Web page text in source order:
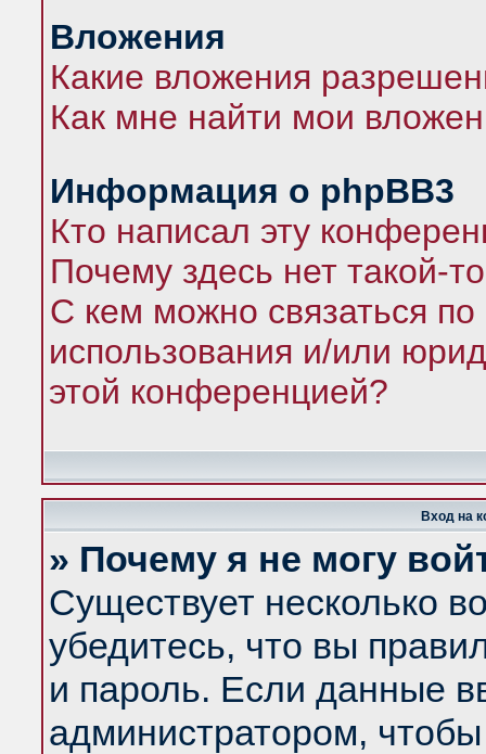
Вложения
Какие вложения
Как мне найти мои
Информация о phpBB3
Кто написал эту
Почему здесь нет такой-
С кем можно связаться по
использования и/или
этой конференцией?
Вход на
» Почему я не могу
Существует несколько
убедитесь, что вы
и пароль. Если данные
администратором,